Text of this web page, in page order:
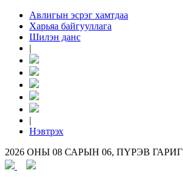
Авлигын эсрэг хамтдаа
Харьяа байгууллага
Шилэн данс
|
|
Нэвтрэх
2026 ОНЫ 08 САРЫН 06, ПҮРЭВ ГАРИГ